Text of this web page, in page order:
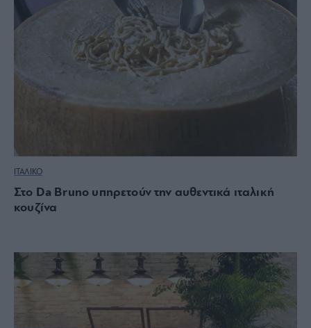
ΙΤΑΛΙΚΟ
Στο Da Bruno υπηρετούν την αυθεντικά ιταλική
κουζίνα